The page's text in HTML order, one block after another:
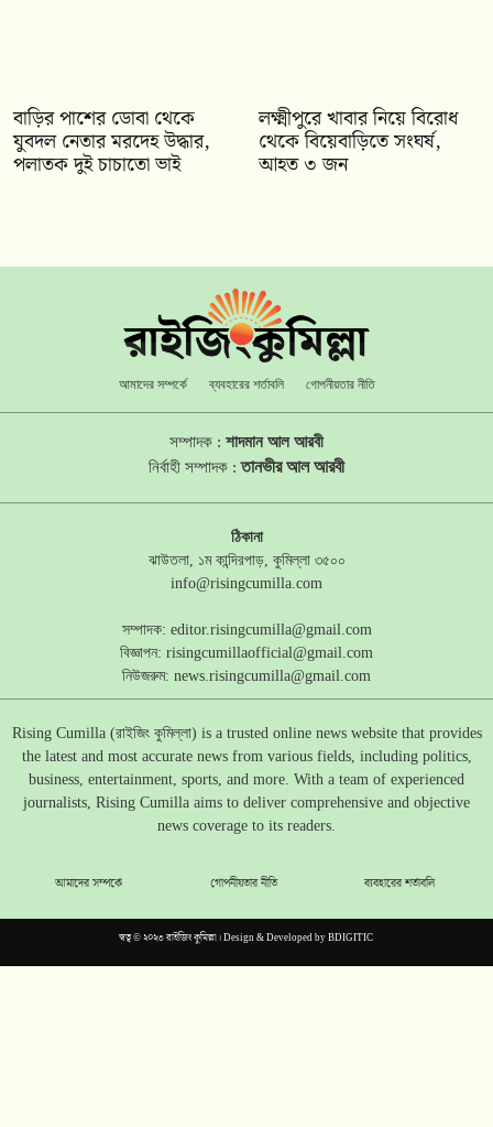
বাড়ির পাশের ডোবা থেকে
যুবদল নেতার মরদেহ উদ্ধার,
পলাতক দুই চাচাতো ভাই
লক্ষ্মীপুরে খাবার নিয়ে বিরোধ
থেকে বিয়েবাড়িতে সংঘর্ষ,
আহত ৩ জন
আমাদের সম্পর্কে ব্যবহারের শর্তাবলি গোপনীয়তার নীতি
সম্পাদক : শাদমান আল আরবী
নির্বাহী সম্পাদক :তানভীর আল আরবী
ঠিকানা
ঝাউতলা, ১ম কান্দিরপাড়, কুমিল্লা ৩৫০০
info@risingcumilla.com
সম্পাদক: editor.risingcumilla@gmail.com
বিজ্ঞাপন: risingcumillaofficial@gmail.com
নিউজরুম: news.risingcumilla@gmail.com
Rising Cumilla (রাইজিং কুমিল্লা) is a trusted online news website that provides
the latest and most accurate news from various fields, including politics,
business, entertainment, sports, and more. With a team of experienced
journalists, Rising Cumilla aims to deliver comprehensive and objective
news coverage to its readers.
আমাদের সম্পর্কে গোপনীয়তার নীতি ব্যবহারের শর্তাবলি
স্বত্ব © ২০২৩ রাইজিং কুমিল্লা। Design & Developed byBDIGITIC